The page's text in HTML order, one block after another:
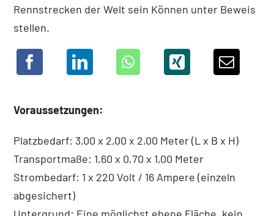
Rennstrecken der Welt sein Können unter Beweis
stellen.
Voraussetzungen:
Platzbedarf: 3,00 x 2,00 x 2,00 Meter (L x B x H)
Transportmaße: 1,60 x 0,70 x 1,00 Meter
Strombedarf: 1 x 220 Volt / 16 Ampere (einzeln
abgesichert)